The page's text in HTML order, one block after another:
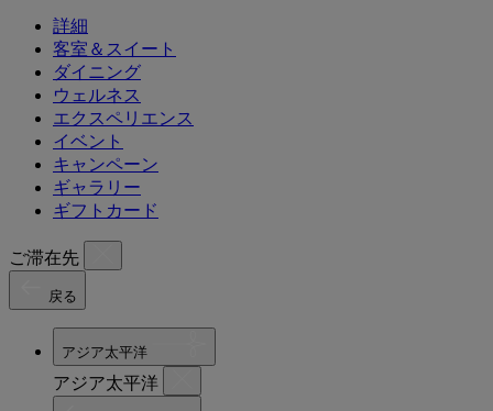
詳細
客室＆スイート
ダイニング
ウェルネス
エクスペリエンス
イベント
キャンペーン
ギャラリー
ギフトカード
ご滞在先
戻る
アジア太平洋
アジア太平洋